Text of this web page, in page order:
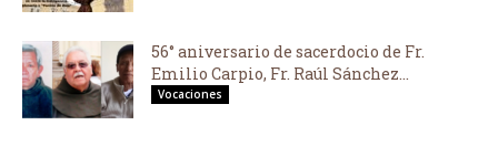
56° aniversario de sacerdocio de Fr.
Emilio Carpio, Fr. Raúl Sánchez...
Vocaciones